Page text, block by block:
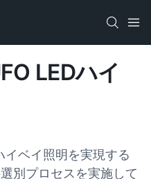
LEDハイ
ベイ照明を実現する
別プロセスを実施して